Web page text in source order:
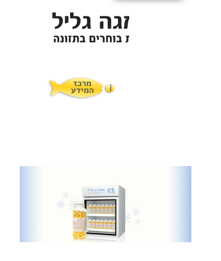
פרוטוקול אומגה
מרכז המטפלים
מרכז המידע
צור קשר